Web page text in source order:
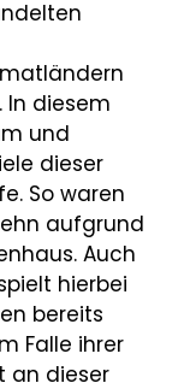
In diesem
und
dieser
So waren
aufgrund
Auch
hierbei
bereits
Falle ihrer
an dieser